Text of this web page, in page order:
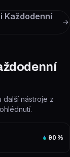
Každodenní
další nástroje z
90 %